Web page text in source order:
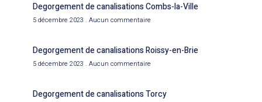
Degorgement de canalisations Combs-la-Ville
5 décembre 2023 Aucun commentaire
Degorgement de canalisations Roissy-en-Brie
5 décembre 2023 Aucun commentaire
Degorgement de canalisations Torcy